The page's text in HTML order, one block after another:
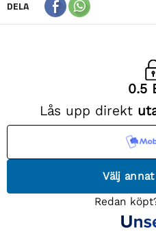
DELA